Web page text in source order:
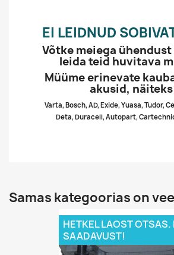
EI LEIDNUD
Võtke meiega
leida teid huvitava
Müüme erinevate
akusid,
Varta, Bosch, AD, Exide, Yuasa, Tudor,
Deta, Duracell, Autopart,
Samas kategoorias on
HETKEL LAOST OTSAS.
SAADAVUST!